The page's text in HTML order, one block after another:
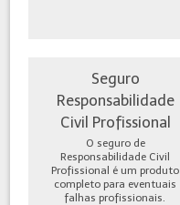
Seguro
Responsabilidade
Civil Profissional
O seguro de
Responsabilidade Civil
Profissional é um produto
completo para eventuais
falhas profissionais.